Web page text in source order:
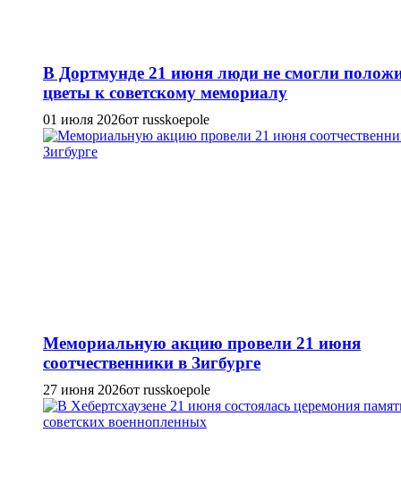
В Дортмунде 21 июня люди не смогли
цветы к советскому мемориалу
01 июля 2026от russkoepole
Мемориальную акцию провели 21 июня
соотчественники в Зигбурге
27 июня 2026от russkoepole